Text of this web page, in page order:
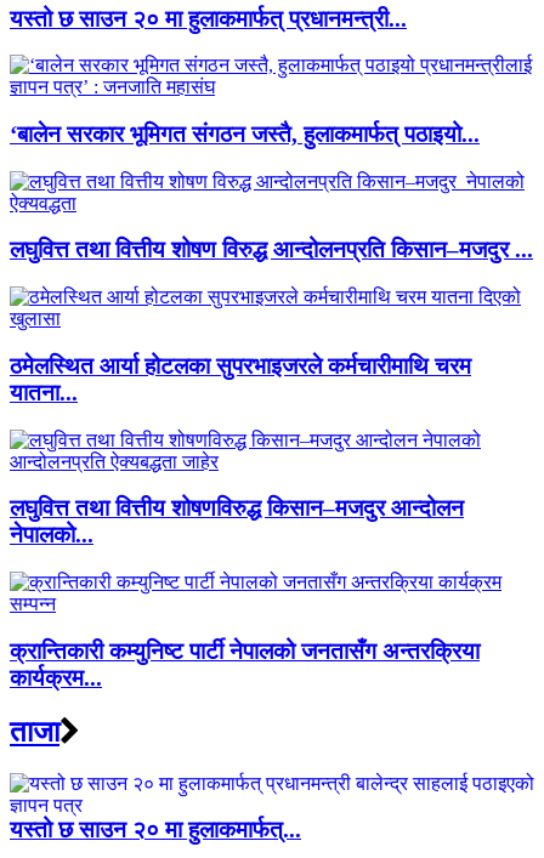
यस्तो छ साउन २० मा हुलाकमार्फत् प्रधानमन्त्री...
‘बालेन सरकार भूमिगत संगठन जस्तै, हुलाकमार्फत् पठाइयो...
लघुवित्त तथा वित्तीय शोषण विरुद्ध आन्दोलनप्रति किसान–मजदुर ...
ठमेलस्थित आर्या होटलका सुपरभाइजरले कर्मचारीमाथि चरम
यातना...
लघुवित्त तथा वित्तीय शोषणविरुद्ध किसान–मजदुर आन्दोलन
नेपालको...
क्रान्तिकारी कम्युनिष्ट पार्टी नेपालको जनतासँग अन्तरक्रिया
कार्यक्रम...
ताजा
यस्तो छ साउन २० मा हुलाकमार्फत्...